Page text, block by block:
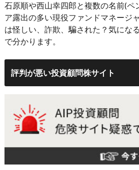
石原順や西山幸四郎と複数の名前(ペ
ア露出の多い現役ファンドマネージ
は怪しい、詐欺、騙された？気にな
で分かります。
評判が悪い投資顧問株サイト